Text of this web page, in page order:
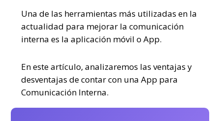
Una de las herramientas más utilizadas en la
actualidad para mejorar la comunicación
interna es la aplicación móvil o App.
En este artículo, analizaremos las ventajas y
desventajas de contar con una App para
Comunicación Interna.